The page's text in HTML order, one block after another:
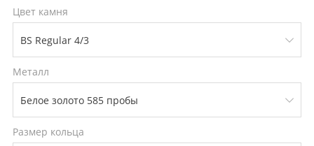
Цвет камня
Металл
Размер кольца